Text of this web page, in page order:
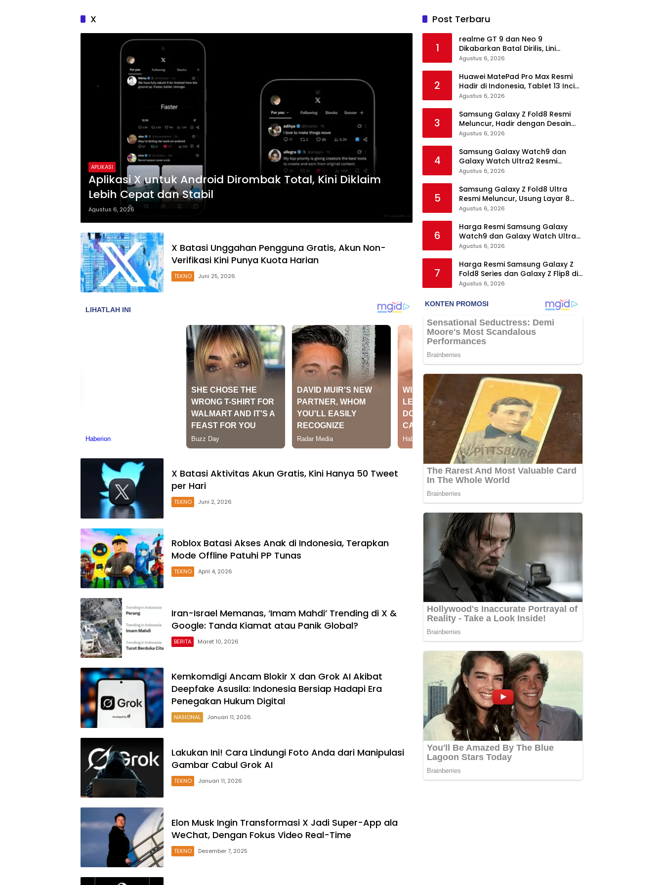
X
APLIKASI
Aplikasi X untuk Android Dirombak Total, Kini Diklaim
Lebih Cepat dan Stabil
Agustus 6, 2026
X Batasi Unggahan Pengguna Gratis, Akun Non-
Verifikasi Kini Punya Kuota Harian
TEKNO Juni 25, 2026
X Batasi Aktivitas Akun Gratis, Kini Hanya 50 Tweet
per Hari
TEKNO Juni 2, 2026
Roblox Batasi Akses Anak di Indonesia, Terapkan
Mode Offline Patuhi PP Tunas
TEKNO April 4, 2026
Iran-Israel Memanas, ‘Imam Mahdi’ Trending di X &
Google: Tanda Kiamat atau Panik Global?
BERITA Maret 10, 2026
Kemkomdigi Ancam Blokir X dan Grok AI Akibat
Deepfake Asusila: Indonesia Bersiap Hadapi Era
Penegakan Hukum Digital
NASIONAL Januari 11, 2026
Lakukan Ini! Cara Lindungi Foto Anda dari Manipulasi
Gambar Cabul Grok AI
TEKNO Januari 11, 2026
Elon Musk Ingin Transformasi X Jadi Super-App ala
WeChat, Dengan Fokus Video Real-Time
TEKNO Desember 7, 2025
Post Terbaru
1
realme GT 9 dan Neo 9
Dikabarkan Batal Dirilis, Lini
Flagship realme Terancam
Agustus 6, 2026
2
Huawei MatePad Pro Max Resmi
Hadir di Indonesia, Tablet 13 Inci
Tertipis dan Teringan
Agustus 6, 2026
3
Samsung Galaxy Z Fold8 Resmi
Meluncur, Hadir dengan Desain
Lebih Pendek dan Lebar
Agustus 6, 2026
4
Samsung Galaxy Watch9 dan
Galaxy Watch Ultra2 Resmi
Meluncur, Bawa AI, Snapdragon
Baru
Agustus 6, 2026
5
Samsung Galaxy Z Fold8 Ultra
Resmi Meluncur, Usung Layar 8
Inci, Kamera 200MP dan
Agustus 6, 2026
6
Harga Resmi Samsung Galaxy
Watch9 dan Galaxy Watch Ultra2
di Indonesia, Mulai Rp5,9 Jutaan
Agustus 6, 2026
7
Harga Resmi Samsung Galaxy Z
Fold8 Series dan Galaxy Z Flip8 di
Indonesia, Mulai Rp19 Jutaan
Agustus 6, 2026